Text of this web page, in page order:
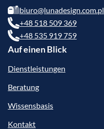
biuro@lunadesign.com.pl
+48 518 509 369
+48 535 919 759
Auf einen Blick
Dienstleistungen
Beratung
Wissensbasis
Kontakt